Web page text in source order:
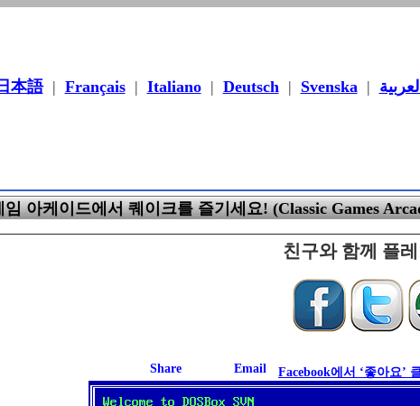
本語| Français| Italiano| Deutsch| Svenska| العربية
아케이드에서 퀘이크를 즐기세요! (Classic Games
친구와 함께 플레
Facebook에서 ‘좋아요’